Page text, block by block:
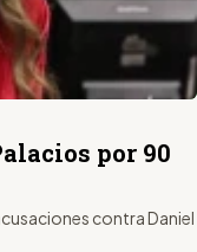
por 90
contra Daniel